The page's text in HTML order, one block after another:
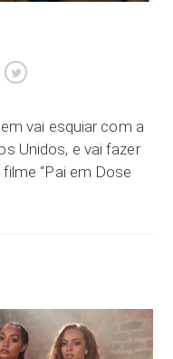
vai esquiar com a
Unidos, e vai fazer
“Pai em Dose